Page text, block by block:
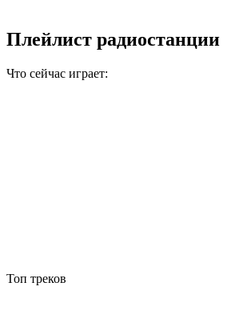
Плейлист радиостанции
Что сейчас играет:
Топ треков